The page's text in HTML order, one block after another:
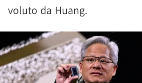
voluto da Huang.